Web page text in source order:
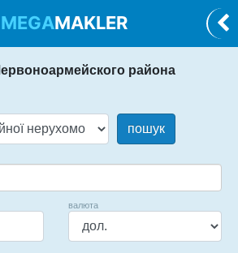
MEGAMAKLER
района
пошук
валюта